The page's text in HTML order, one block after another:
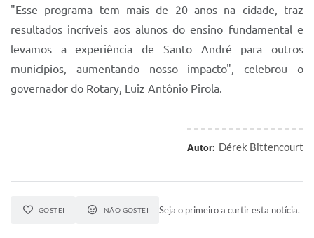
"Esse programa tem mais de 20 anos na cidade, traz
resultados incríveis aos alunos do ensino fundamental e
levamos a experiência de Santo André para outros
municípios, aumentando nosso impacto", celebrou o
governador do Rotary, Luiz Antônio Pirola.
Autor: Dérek Bittencourt
GOSTEI NÃO GOSTEI Seja o primeiro a curtir esta notícia.